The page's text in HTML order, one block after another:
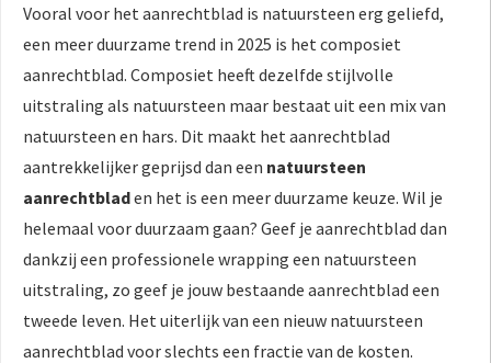
Vooral voor het aanrechtblad is natuursteen erg geliefd,
een meer duurzame trend in 2025 is het composiet
aanrechtblad. Composiet heeft dezelfde stijlvolle
uitstraling als natuursteen maar bestaat uit een mix van
natuursteen en hars. Dit maakt het aanrechtblad
aantrekkelijker geprijsd dan een natuursteen
aanrechtbladen het is een meer duurzame keuze. Wil je
helemaal voor duurzaam gaan? Geef je aanrechtblad dan
dankzij een professionele wrapping een natuursteen
uitstraling, zo geef je jouw bestaande aanrechtblad een
tweede leven. Het uiterlijk van een nieuw natuursteen
aanrechtblad voor slechts een fractie van de kosten.